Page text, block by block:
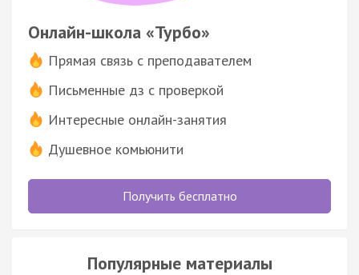
Онлайн-школа «Турбо»
Прямая связь с преподавателем
Письменные дз с проверкой
Интересные онлайн-занятия
Душевное комьюнити
Получить бесплатно
Популярные материалы